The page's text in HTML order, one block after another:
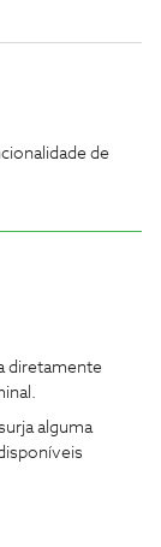
de
diretamente
alguma